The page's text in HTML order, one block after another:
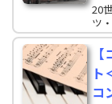
20
ツ
旧
ツ
ト
コ